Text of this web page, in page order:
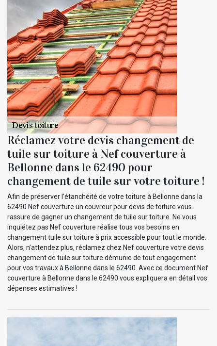
Réclamez votre devis changement de
tuile sur toiture à Nef couverture à
Bellonne dans le 62490 pour
changement de tuile sur votre toiture !
Afin de préserver l’étanchéité de votre toiture à Bellonne dans la
62490 Nef couverture un couvreur pour devis de toiture vous
rassure de gagner un changement de tuile sur toiture. Ne vous
inquiétez pas Nef couverture réalise tous vos besoins en
changement tuile sur toiture à prix accessible pour tout le monde.
Alors, n’attendez plus, réclamez chez Nef couverture votre devis
changement de tuile sur toiture démunie de tout engagement
pour vos travaux à Bellonne dans le 62490. Avec ce document Nef
couverture à Bellonne dans le 62490 vous expliquera en détail vos
dépenses estimatives !